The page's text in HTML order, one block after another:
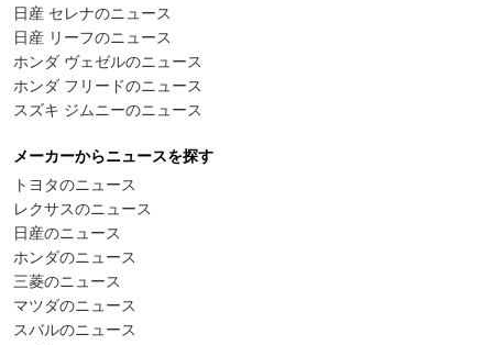
日産 セレナのニュース
日産 リーフのニュース
ホンダ ヴェゼルのニュース
ホンダ フリードのニュース
スズキ ジムニーのニュース
メーカーからニュースを探す
トヨタのニュース
レクサスのニュース
日産のニュース
ホンダのニュース
三菱のニュース
マツダのニュース
スバルのニュース